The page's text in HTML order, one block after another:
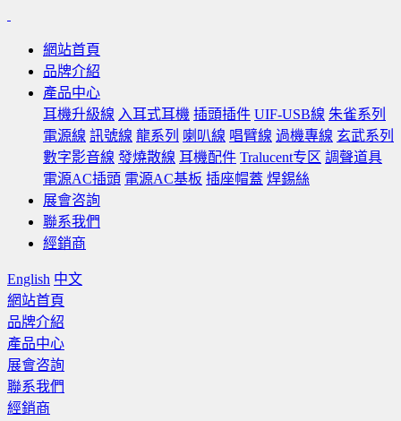
網站首頁
品牌介紹
產品中心
耳機升級線 入耳式耳機 插頭插件 UIF-USB線 朱雀系列
電源線 訊號線 龍系列 喇叭線 唱臂線 過機專線 玄武系列
數字影音線 發燒散線 耳機配件 Tralucent专区 調聲道具
電源AC插頭 電源AC基板 插座帽蓋 焊錫絲
展會咨詢
聯系我們
經銷商
English 中文
網站首頁
品牌介紹
產品中心
展會咨詢
聯系我們
經銷商